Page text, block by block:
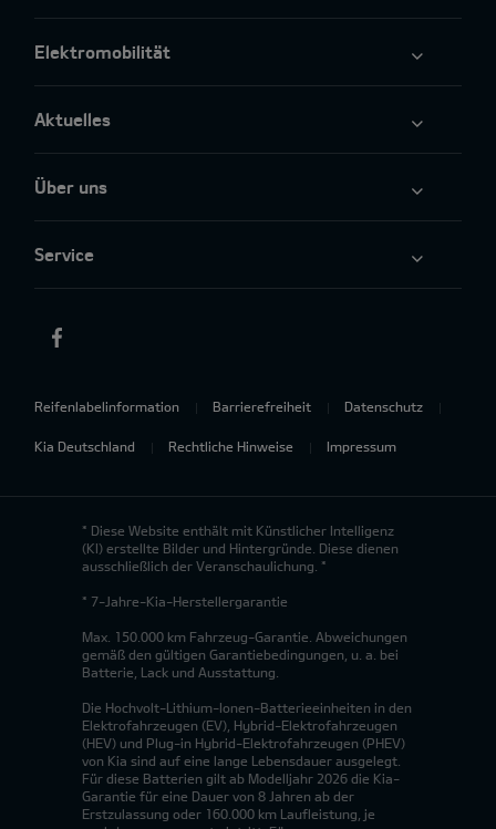
Elektromobilität
Aktuelles
Über uns
Service
Reifenlabelinformation Barrierefreiheit Datenschutz
Kia Deutschland Rechtliche Hinweise Impressum
* Diese Website enthält mit Künstlicher Intelligenz
(KI) erstellte Bilder und Hintergründe. Diese dienen
ausschließlich der Veranschaulichung. *
* 7-Jahre-Kia-Herstellergarantie
Max. 150.000 km Fahrzeug-Garantie. Abweichungen
gemäß den gültigen Garantiebedingungen, u. a. bei
Batterie, Lack und Ausstattung.
Die Hochvolt-Lithium-Ionen-Batterieeinheiten in den
Elektrofahrzeugen (EV), Hybrid-Elektrofahrzeugen
(HEV) und Plug-in Hybrid-Elektrofahrzeugen (PHEV)
von Kia sind auf eine lange Lebensdauer ausgelegt.
Für diese Batterien gilt ab Modelljahr 2026 die Kia-
Garantie für eine Dauer von 8 Jahren ab der
Erstzulassung oder 160.000 km Laufleistung, je